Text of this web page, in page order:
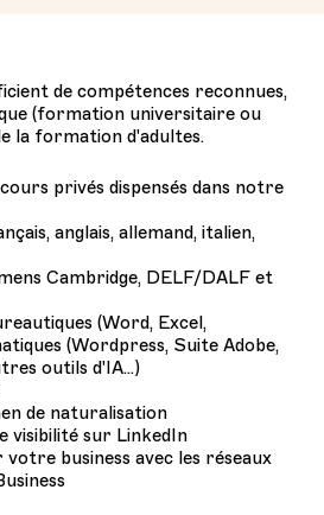
de compétences reconnues,
(formation universitaire ou
la formation d'adultes.
privés dispensés dans notre
anglais, allemand, italien,
Cambridge, DELF/DALF et
(Word, Excel,
(Wordpress, Suite Adobe,
outils d'IA...)
de naturalisation
visibilité sur LinkedIn
votre business avec les réseaux